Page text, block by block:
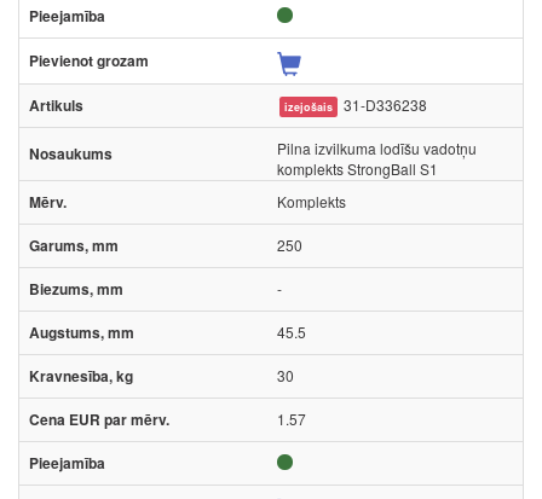
izejošais 31-D336238
Pilna izvilkuma lodīšu vadotņu
komplekts StrongBall S1
Komplekts
250
-
45.5
30
1.57